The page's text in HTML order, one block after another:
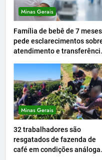
Minas Gerais
Família de bebê de 7 meses
pede esclarecimentos
atendimento e
Minas Gerais
32 trabalhadores são
resgatados de fazenda de
café em condições